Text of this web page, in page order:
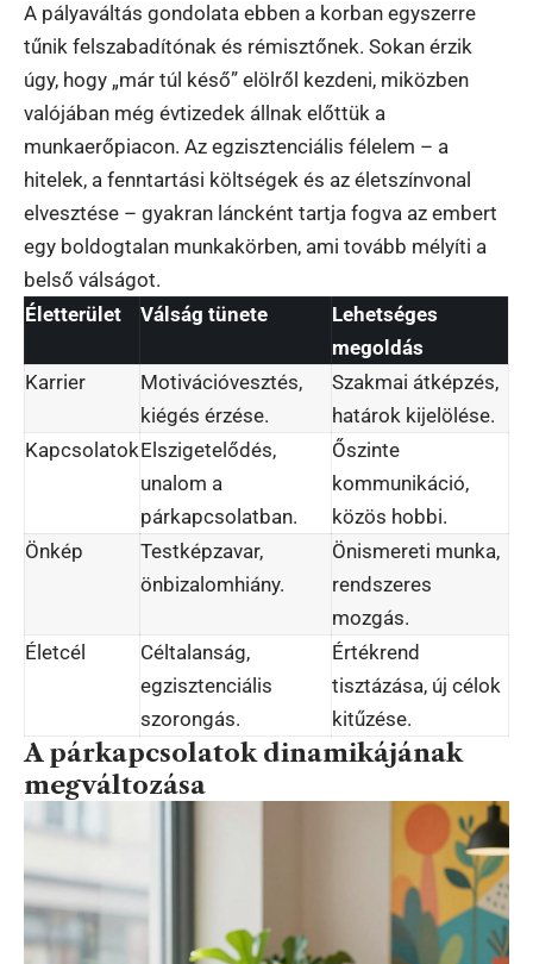
A pályaváltás gondolata ebben a korban egyszerre
tűnik felszabadítónak és rémisztőnek. Sokan érzik
úgy, hogy „már túl késő” elölről kezdeni, miközben
valójában még évtizedek állnak előttük a
munkaerőpiacon. Az egzisztenciális félelem – a
hitelek, a fenntartási költségek és az életszínvonal
elvesztése – gyakran láncként tartja fogva az embert
egy boldogtalan munkakörben, ami tovább mélyíti a
belső válságot.
Életterület
Válság tünete
Lehetséges
megoldás
Karrier
Motivációvesztés,
kiégés érzése.
Szakmai átképzés,
határok kijelölése.
KapcsolatokElszigetelődés,
unalom a
párkapcsolatban.
Őszinte
kommunikáció,
közös hobbi.
Önkép
Testképzavar,
önbizalomhiány.
Önismereti munka,
rendszeres
mozgás.
Életcél
Céltalanság,
egzisztenciális
szorongás.
Értékrend
tisztázása, új célok
kitűzése.
A párkapcsolatok dinamikájának
megváltozása